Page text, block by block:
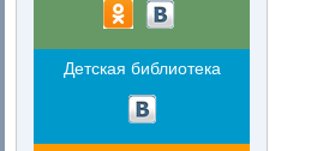
Детская библиотека